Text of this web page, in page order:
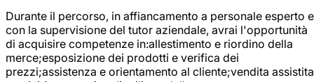
Durante il percorso, in affiancamento a personale esperto e
con la supervisione del tutor aziendale, avrai l'opportunità
di acquisire competenze in:allestimento e riordino della
merce;esposizione dei prodotti e verifica dei
prezzi;assistenza e orientamento al cliente;vendita assistita